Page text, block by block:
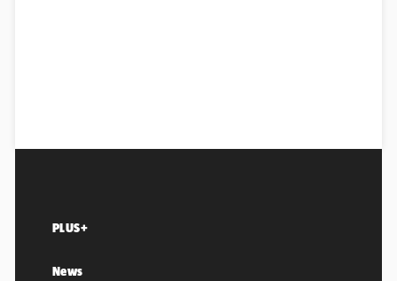
PLUS+
News